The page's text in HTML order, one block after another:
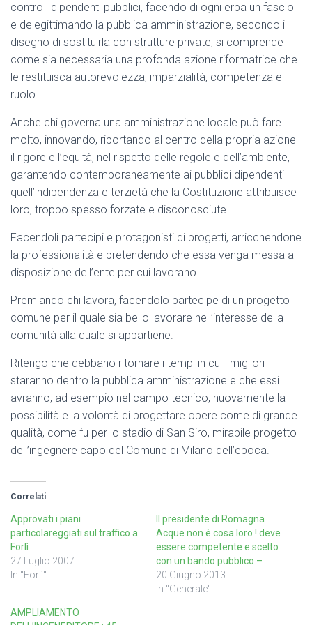
contro i dipendenti pubblici, facendo di ogni erba un fascio
e delegittimando la pubblica amministrazione, secondo il
disegno di sostituirla con strutture private, si comprende
come sia necessaria una profonda azione riformatrice che
le restituisca autorevolezza, imparzialità, competenza e
ruolo.
Anche chi governa una amministrazione locale può fare
molto, innovando, riportando al centro della propria azione
il rigore e l’equità, nel rispetto delle regole e dell’ambiente,
garantendo contemporaneamente ai pubblici dipendenti
quell’indipendenza e terzietà che la Costituzione attribuisce
loro, troppo spesso forzate e disconosciute.
Facendoli partecipi e protagonisti di progetti, arricchendone
la professionalità e pretendendo che essa venga messa a
disposizione dell’ente per cui lavorano.
Premiando chi lavora, facendolo partecipe di un progetto
comune per il quale sia bello lavorare nell’interesse della
comunità alla quale si appartiene.
Ritengo che debbano ritornare i tempi in cui i migliori
staranno dentro la pubblica amministrazione e che essi
avranno, ad esempio nel campo tecnico, nuovamente la
possibilità e la volontà di progettare opere come di grande
qualità, come fu per lo stadio di San Siro, mirabile progetto
dell’ingegnere capo del Comune di Milano dell’epoca.
Correlati
Approvati i piani
particolareggiati sul traffico a
Forlì
27 Luglio 2007
In "Forlì"
Il presidente di Romagna
Acque non è cosa loro ! deve
essere competente e scelto
con un bando pubblico –
20 Giugno 2013
In "Generale"
AMPLIAMENTO